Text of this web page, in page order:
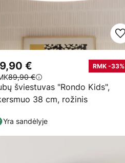
šviestuvas "Rondo Kids",
38 cm, rožinis
€ RMK -33%
89,90 €
Yra sandėlyje